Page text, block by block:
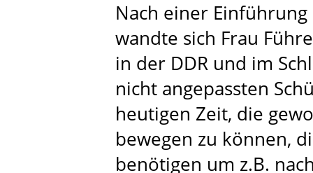
Nach einer
wandte sich Frau
in der DDR und im
nicht angepassten
heutigen Zeit, die
bewegen zu können,
benötigen um z.B.